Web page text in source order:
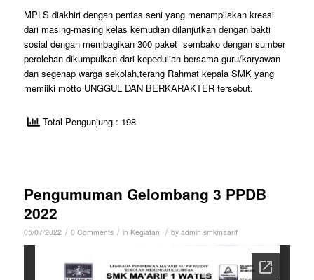
MPLS diakhiri dengan pentas seni yang menampilakan kreasi
dari masing-masing kelas kemudian dilanjutkan dengan bakti
sosial dengan membagikan 300 paket sembako dengan sumber
perolehan dikumpulkan dari kepedulian bersama guru/karyawan
dan segenap warga sekolah,terang Rahmat kepala SMK yang
memiiki motto UNGGUL DAN BERKARAKTER tersebut.
Total Pengunjung : 198
Pengumuman Gelombang 3 PPDB
2022
05/07/2022 / 0 Comments / in Kegiatan / by admin smkmaarif